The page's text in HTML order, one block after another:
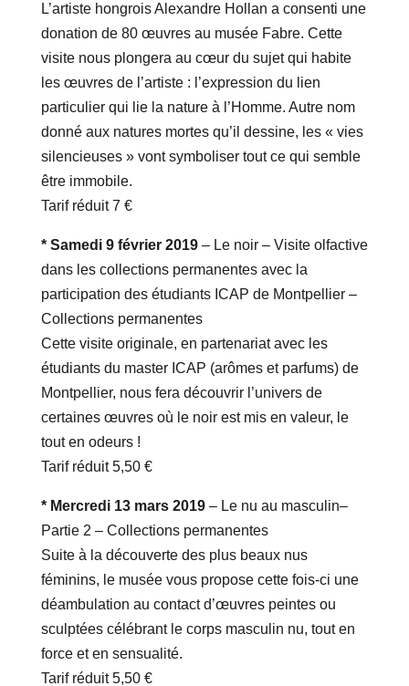
L’artiste hongrois Alexandre Hollan a consenti une
donation de 80 œuvres au musée Fabre. Cette
visite nous plongera au cœur du sujet qui habite
les œuvres de l’artiste : l’expression du lien
particulier qui lie la nature à l’Homme. Autre nom
donné aux natures mortes qu’il dessine, les « vies
silencieuses » vont symboliser tout ce qui semble
être immobile.
Tarif réduit 7 €
* Samedi 9 février 2019– Le noir – Visite olfactive
dans les collections permanentes avec la
participation des étudiants ICAP de Montpellier –
Collections permanentes
Cette visite originale, en partenariat avec les
étudiants du master ICAP (arômes et parfums) de
Montpellier, nous fera découvrir l’univers de
certaines œuvres où le noir est mis en valeur, le
tout en odeurs !
Tarif réduit 5,50 €
* Mercredi 13 mars 2019– Le nu au masculin–
Partie 2 – Collections permanentes
Suite à la découverte des plus beaux nus
féminins, le musée vous propose cette fois-ci une
déambulation au contact d’œuvres peintes ou
sculptées célébrant le corps masculin nu, tout en
force et en sensualité.
Tarif réduit 5,50 €